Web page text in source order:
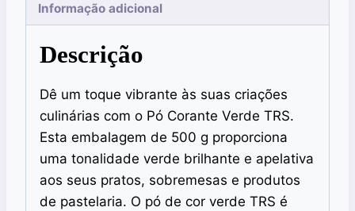
Informação adicional
Descrição
Dê um toque vibrante às suas criações
culinárias com o Pó Corante Verde TRS.
Esta embalagem de 500 g proporciona
uma tonalidade verde brilhante e apelativa
aos seus pratos, sobremesas e produtos
de pastelaria. O pó de cor verde TRS é